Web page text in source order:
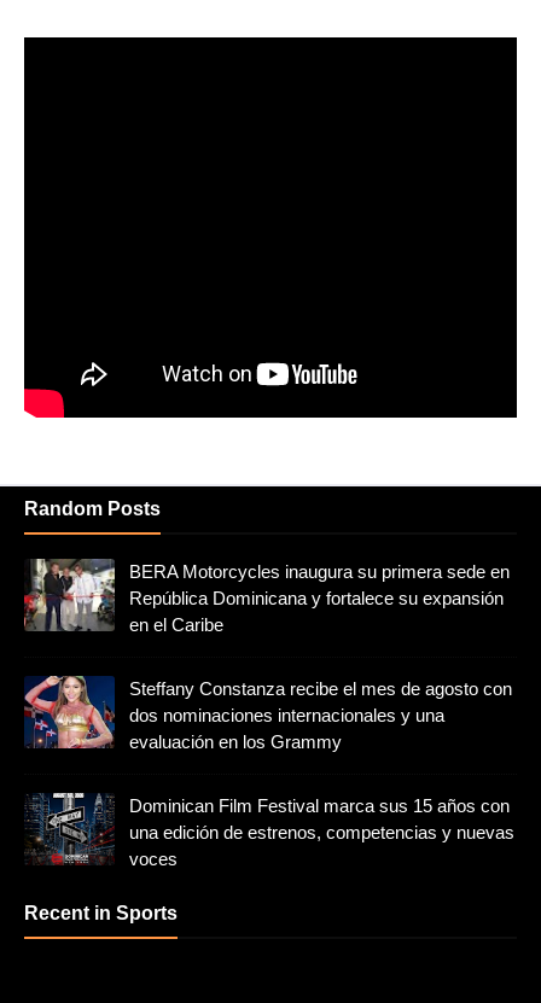
Random Posts
BERA Motorcycles inaugura su primera sede en
República Dominicana y fortalece su expansión
en el Caribe
Steffany Constanza recibe el mes de agosto con
dos nominaciones internacionales y una
evaluación en los Grammy
Dominican Film Festival marca sus 15 años con
una edición de estrenos, competencias y nuevas
voces
Recent in Sports